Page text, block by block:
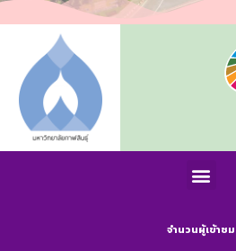
จำนวนผู้เข้าชม